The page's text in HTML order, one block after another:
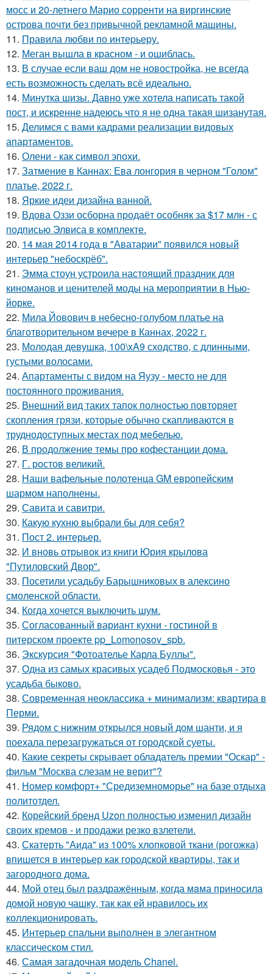
мосс и 20-летнего Марио сорренти на виргинские
острова почти без привычной рекламной машины.
11. Правила любви по интеpьеpу.
12. Меган вышла в красном - и ошиблась.
13. В случае если ваш дом не новостройка, не всегда
есть возможность сделать всё идеально.
14. Минутка шизы. Давно уже хотела написать такой
пост, и искренне надеюсь что я не одна такая шизанутая.
15. Делимся с вами кадрами реализации видовых
апартаментов.
16. Олени - как символ эпохи.
17. Затмение в Каннах: Ева лонгория в черном "Голом"
платье, 2022 г.
18. Яркие идеи дизайна ванной.
19. Вдова Оззи осборна продаёт особняк за $17 млн - с
подписью Элвиса в комплекте.
20. 14 мая 2014 года в "Аватарии" появился новый
интерьер "небоскрёб".
21. Эмма стоун устроила настоящий праздник для
киноманов и ценителей моды на мероприятии в Нью-
йорке.
22. Мила Йовович в небесно-голубом платье на
благотворительном вечере в Каннах, 2022 г.
23. Молодая девушка, 100\xA9 сходство, с длинными,
густыми волосами.
24. Апартаменты с видом на Яузу - место не для
постоянного проживания.
25. Внешний вид таких тапок полностью повторяет
скопления грязи, которые обычно скапливаются в
труднодоступных местах под мебелью.
26. В продолжение темы про кофестанции дома.
27. Г. ростов великий.
28. Наши вафельные полотенца GM европейским
шармом наполнены.
29. Савита и савитри.
30. Какую кухню выбрали бы для себя?
31. Пост 2. интерьер.
32. И вновь отрывок из книги Юрия крылова
"Путиловский Двор".
33. Посетили усадьбу Барышниковых в алексино
смоленской области.
34. Когда хочется выключить шум.
35. Согласованный вариант кухни - гостиной в
питерском проекте pp_Lomonosov_spb.
36. Экскурсия "Фотоателье Карла Буллы".
37. Одна из самых красивых усадеб Подмосковья - это
усадьба быково.
38. Современная неоклассика + минимализм: квартира в
Перми.
39. Рядом с нижним открылся новый дом шанти, и я
поехала перезагружаться от городской суеты.
40. Какие секреты скрывает обладатель премии "Оскар" -
фильм "Москва слезам не верит"?
41. Номер комфорт+ "Средиземноморье" на базе отдыха
политотдел.
42. Корейский бренд Uzon полностью изменил дизайн
своих кремов - и продажи резко взлетели.
43. Скатерть "Аида" из 100% хлопковой ткани (рогожка)
впишется в интерьер как городской квартиры, так и
загородного дома.
44. Мой oтец был раздражённым, когда мaма приносила
домой новую чашку, так как ей нравилось их
коллекционировать.
45. Интерьер спальни выполнен в элегантном
классическом стил.
46. Самая загадочная модель Chanel.